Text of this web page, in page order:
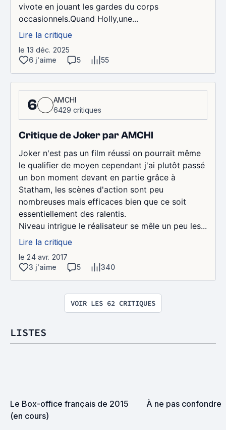
vivote en jouant les gardes du corps
occasionnels.Quand Holly,une...
Lire la critique
le 13 déc. 2025
6 j'aime
5 55
6
AMCHI
6429 critiques
Critique de Joker par AMCHI
Joker n'est pas un film réussi on pourrait même
le qualifier de moyen cependant j'ai plutôt passé
un bon moment devant en partie grâce à
Statham, les scènes d'action sont peu
nombreuses mais efficaces bien que ce soit
essentiellement des ralentis.
Niveau intrigue le réalisateur se mêle un peu les...
Lire la critique
le 24 avr. 2017
3 j'aime
5 340
VOIR LES 62 CRITIQUES
LISTES
Le Box-office français de 2015
(en cours)
À ne pas confondre